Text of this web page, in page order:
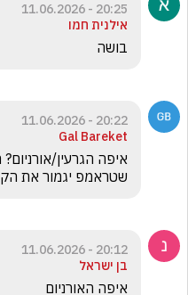
20:25 - 11.06.2026
אילנית חמו
בושה
20:22 - 11.06.2026
Gal Bareket
שטראמפ יגמור את
20:12 - 11.06.2026
בן ישראל
איפה האורניום